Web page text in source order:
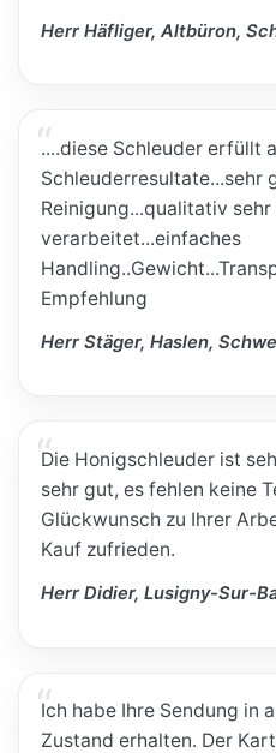
Herr Häfliger, Altbüron,
....diese Schleuder erfüllt
Schleuderresultate...sehr
Reinigung...qualitativ
verarbeitet...einfaches
Empfehlung
Herr Stäger, Haslen,
Die Honigschleuder ist
sehr gut, es fehlen keine
Glückwunsch zu Ihrer
Kauf zufrieden.
Herr Didier, Lusigny-Sur-
Ich habe Ihre Sendung in
Zustand erhalten. Der